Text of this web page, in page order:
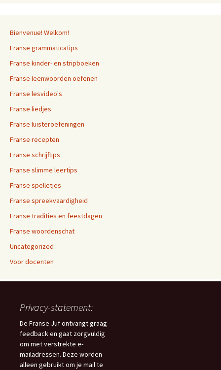
Bienvenue! Welkom!
Franse grammaticatips
Franse kinder- en stripboeken
Franse leenwoorden oefenen
Franse lesvideo's
Franse liedjes
Franse luisteroefeningen
Franse recepten
Franse schrijftips
Franse slimme leertips
Franse spelletjes
Franse spreekvaardigheid
Franse tradities en feestdagen
Franse woordenschat
Uncategorized
Voor docenten
Privacy-statement:
De Franse Juf ontvangt graag
feedback en gaat zorgvuldig
om met verstrekte e-
mailadressen. Deze worden
alleen gebruikt om je mail te